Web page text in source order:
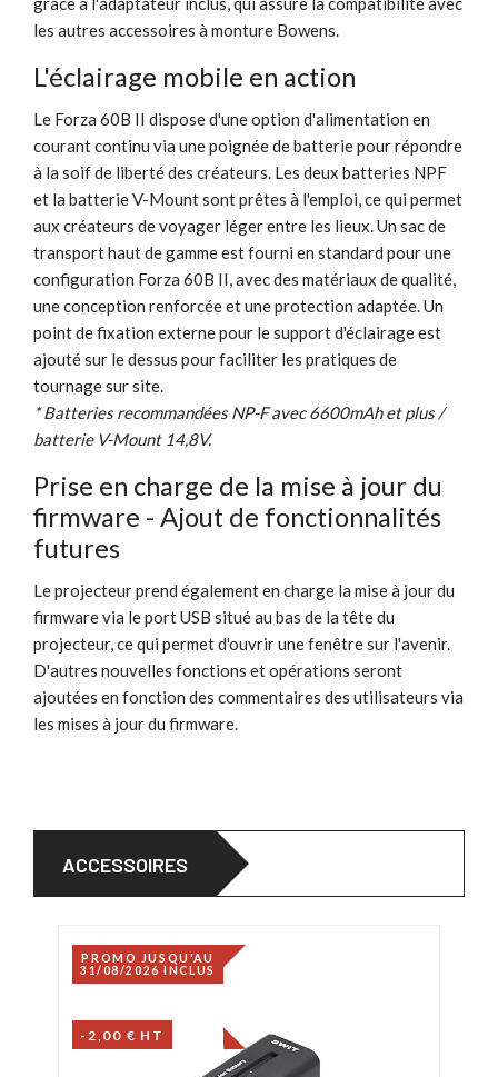
les autres accessoires à monture Bowens.
L'éclairage mobile en action
Le Forza 60B II dispose d'une option d'alimentation en
courant continu via une poignée de batterie pour répondre
à la soif de liberté des créateurs. Les deux batteries NPF
et la batterie V-Mount sont prêtes à l'emploi, ce qui permet
aux créateurs de voyager léger entre les lieux. Un sac de
transport haut de gamme est fourni en standard pour une
configuration Forza 60B II, avec des matériaux de qualité,
une conception renforcée et une protection adaptée. Un
point de fixation externe pour le support d'éclairage est
ajouté sur le dessus pour faciliter les pratiques de
tournage sur site.
* Batteries recommandées NP-F avec 6600mAh et plus /
batterie V-Mount 14,8V.
Prise en charge de la mise à jour du
firmware - Ajout de fonctionnalités
futures
Le projecteur prend également en charge la mise à jour du
firmware via le port USB situé au bas de la tête du
projecteur, ce qui permet d'ouvrir une fenêtre sur l'avenir.
D'autres nouvelles fonctions et opérations seront
ajoutées en fonction des commentaires des utilisateurs via
les mises à jour du firmware.
ACCESSOIRES
PROMO JUSQU'AU
31/08/2026 INCLUS
-2,00 € HT